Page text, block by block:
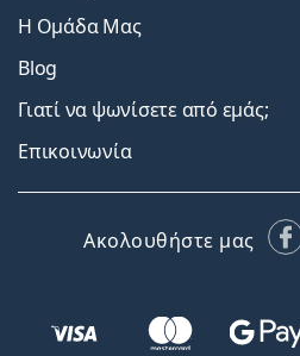
Η Ομάδα Μας
Blog
Γιατί να ψωνίσετε από εμάς;
Επικοινωνία
Ακολουθήστε μας